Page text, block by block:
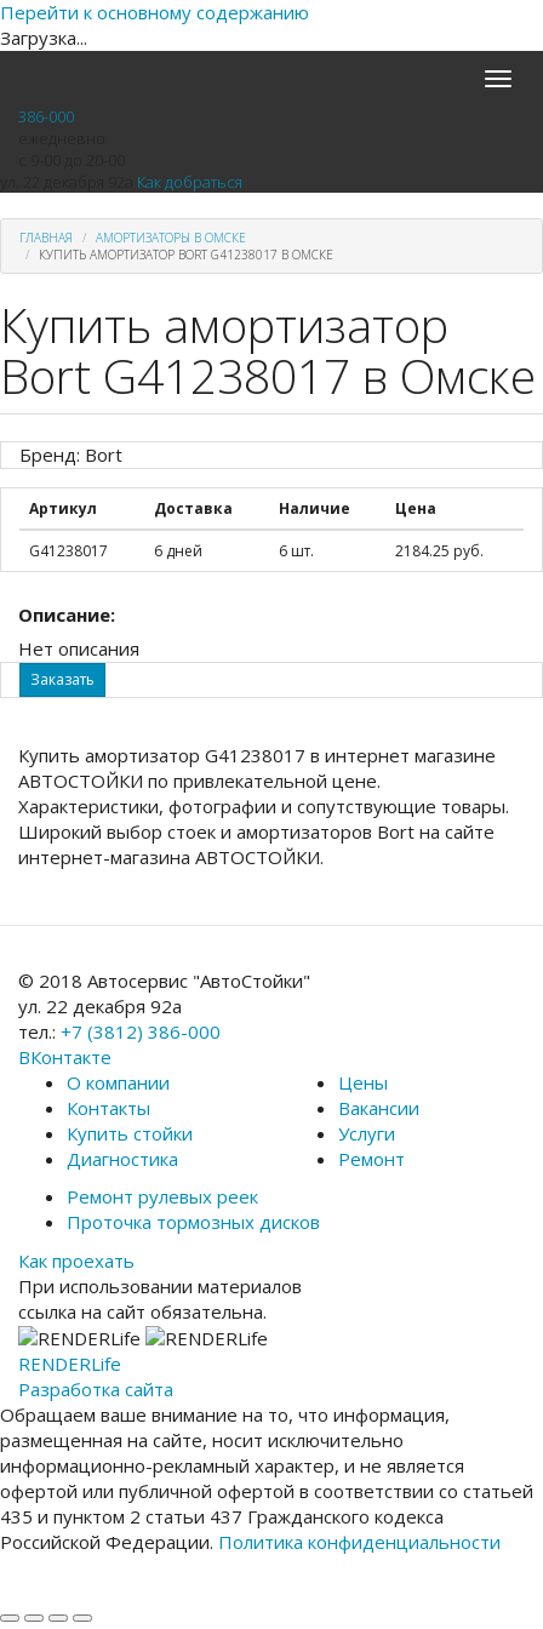
Перейти к основному содержанию
Загрузка...
Toggle
386-000
Как добраться
ГЛАВНАЯ
АМОРТИЗАТОРЫ В ОМСКЕ
КУПИТЬ АМОРТИЗАТОР BORT G41238017 В ОМСКЕ
Купить амортизатор
Bort G41238017 в Омске
Бренд: Bort
Артикул Доставка Наличие Цена
G41238017 6 дней 6 шт. 2184.25 руб.
Описание:
Нет описания
Заказать
Купить амортизатор G41238017 в интернет магазине
АВТОСТОЙКИ по привлекательной цене.
Характеристики, фотографии и сопутствующие товары.
Широкий выбор стоек и амортизаторов Bort на сайте
интернет-магазина АВТОСТОЙКИ.
© 2018 Автосервис "АвтоСтойки"
ул. 22 декабря 92а
тел.: +7 (3812) 386-000
ВКонтакте
О компании
Контакты
Купить стойки
Диагностика
Цены
Вакансии
Услуги
Ремонт
Ремонт рулевых реек
Проточка тормозных дисков
Как проехать
При использовании материалов
ссылка на сайт обязательна.
RENDERLife
Разработка сайта
Обращаем ваше внимание на то, что информация,
размещенная на сайте, носит исключительно
информационно-рекламный характер, и не является
офертой или публичной офертой в соответствии со статьей
435 и пунктом 2 статьи 437 Гражданского кодекса
Российской Федерации. Политика конфиденциальности